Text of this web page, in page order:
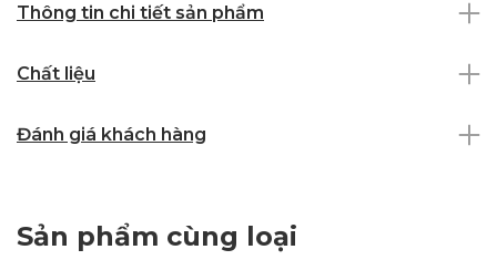
Thông tin chi tiết sản phẩm
Chất liệu
Đánh giá khách hàng
Sản phẩm cùng loại